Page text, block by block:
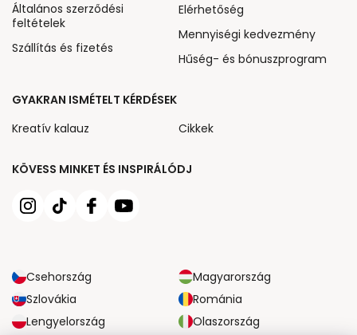
KÖVESS MINKET ÉS INSPIRÁLÓDJ
Csehország
Magyarország
Szlovákia
Románia
Lengyelország
Olaszország
Általános szerződési
feltételek
Szállítás és fizetés
Elérhetőség
Mennyiségi kedvezmény
Hűség- és bónuszprogram
GYAKRAN ISMÉTELT KÉRDÉSEK
Kreatív kalauz
Cikkek